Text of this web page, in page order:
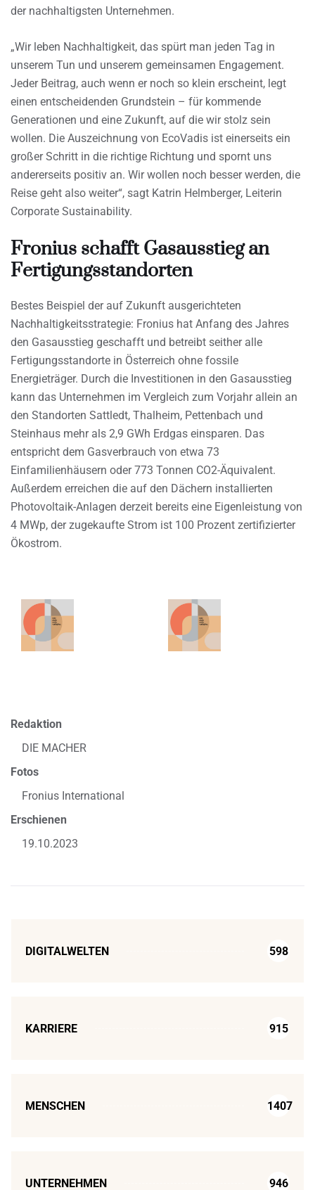
der nachhaltigsten Unternehmen.
„Wir leben Nachhaltigkeit, das spürt man jeden Tag in
unserem Tun und unserem gemeinsamen Engagement.
Jeder Beitrag, auch wenn er noch so klein erscheint, legt
einen entscheidenden Grundstein – für kommende
Generationen und eine Zukunft, auf die wir stolz sein
wollen. Die Auszeichnung von EcoVadis ist einerseits ein
großer Schritt in die richtige Richtung und spornt uns
andererseits positiv an. Wir wollen noch besser werden, die
Reise geht also weiter“, sagt Katrin Helmberger, Leiterin
Corporate Sustainability.
Fronius schafft Gasausstieg an
Fertigungsstandorten
Bestes Beispiel der auf Zukunft ausgerichteten
Nachhaltigkeitsstrategie: Fronius hat Anfang des Jahres
den Gasausstieg geschafft und betreibt seither alle
Fertigungsstandorte in Österreich ohne fossile
Energieträger. Durch die Investitionen in den Gasausstieg
kann das Unternehmen im Vergleich zum Vorjahr allein an
den Standorten Sattledt, Thalheim, Pettenbach und
Steinhaus mehr als 2,9 GWh Erdgas einsparen. Das
entspricht dem Gasverbrauch von etwa 73
Einfamilienhäusern oder 773 Tonnen CO2-Äquivalent.
Außerdem erreichen die auf den Dächern installierten
Photovoltaik-Anlagen derzeit bereits eine Eigenleistung von
4 MWp, der zugekaufte Strom ist 100 Prozent zertifizierter
Ökostrom.
Redaktion
DIE MACHER
Fotos
Fronius International
Erschienen
19.10.2023
DIGITALWELTEN 598
KARRIERE 915
MENSCHEN 1407
UNTERNEHMEN 946